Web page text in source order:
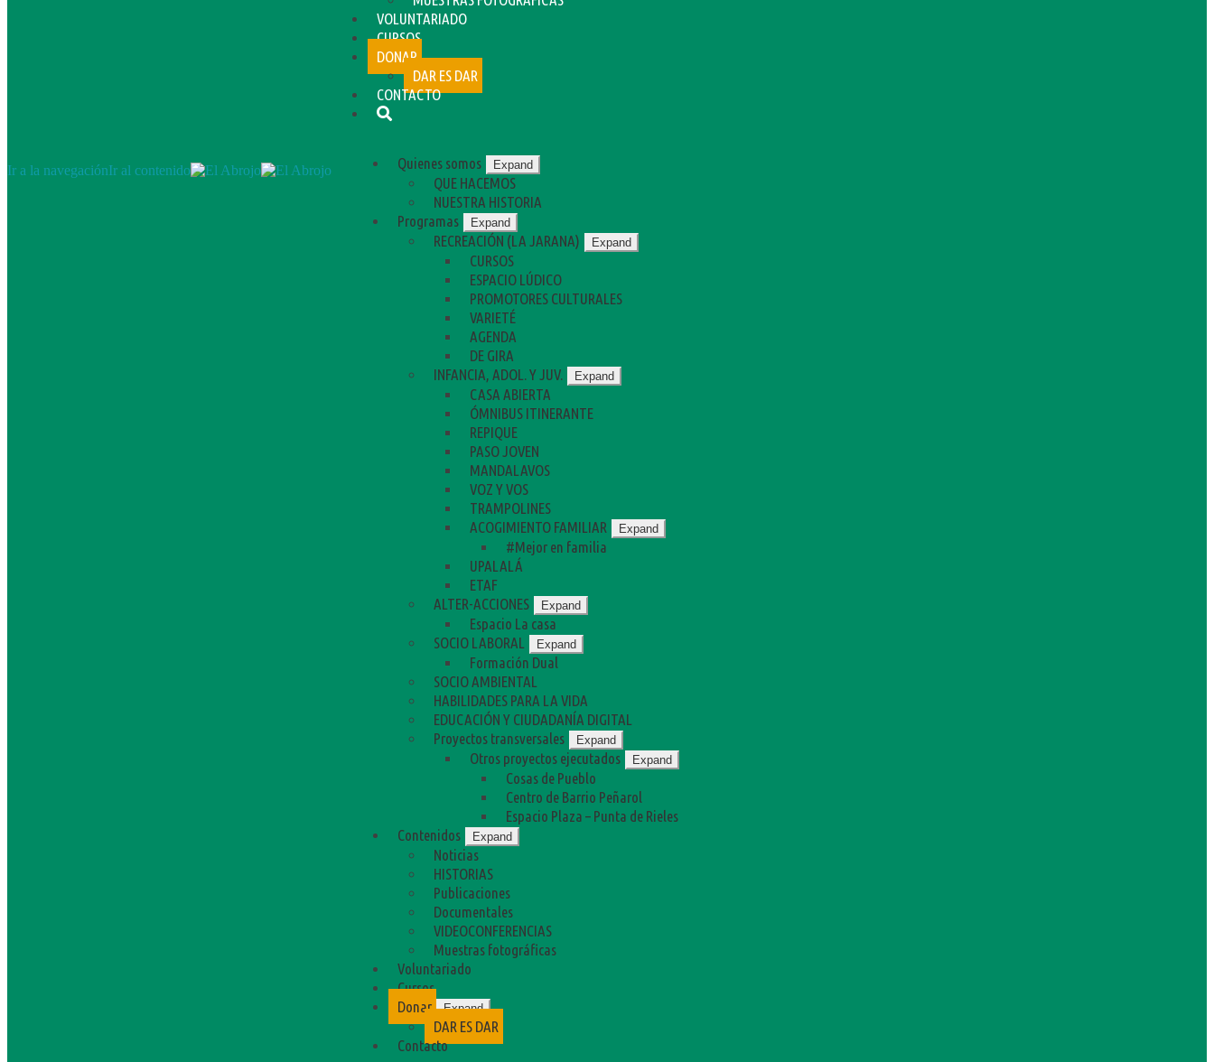
Ir a la navegaciónIr al contenido
VOLUNTARIADO
CURSOS
DONAR
DAR ES DAR
CONTACTO
Quienes somos Expand
QUE HACEMOS
NUESTRA HISTORIA
Programas
Expand
RECREACIÓN (LA JARANA) Expand
CURSOS
ESPACIO LÚDICO
PROMOTORES CULTURALES
VARIETÉ
AGENDA
DE GIRA
INFANCIA, ADOL. Y JUV.
Expand
CASA ABIERTA
ÓMNIBUS ITINERANTE
REPIQUE
PASO JOVEN
MANDALAVOS
VOZ Y VOS
TRAMPOLINES
ACOGIMIENTO FAMILIAR
Expand
#Mejor en familia
UPALALÁ
ETAF
ALTER-ACCIONES
Expand
Espacio La casa
SOCIO LABORAL
Expand
Formación Dual
SOCIO AMBIENTAL
HABILIDADES PARA LA VIDA
EDUCACIÓN Y CIUDADANÍA DIGITAL
Proyectos transversales
Expand
Otros proyectos ejecutados Expand
Cosas de Pueblo
Centro de Barrio Peñarol
Espacio Plaza – Punta de Rieles
Contenidos
Expand
Noticias
HISTORIAS
Publicaciones
Documentales
VIDEOCONFERENCIAS
Muestras fotográficas
Voluntariado
Cursos
Donar
Expand
DAR ES DAR
Contacto